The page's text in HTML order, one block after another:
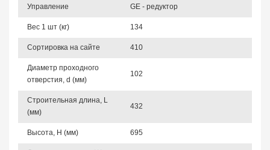
Управление GE - редуктор
Вес 1 шт (кг) 134
Сортировка на сайте 410
Диаметр проходного
отверстия, d (мм)
102
Строительная длина, L
(мм)
432
Высота, Н (мм) 695